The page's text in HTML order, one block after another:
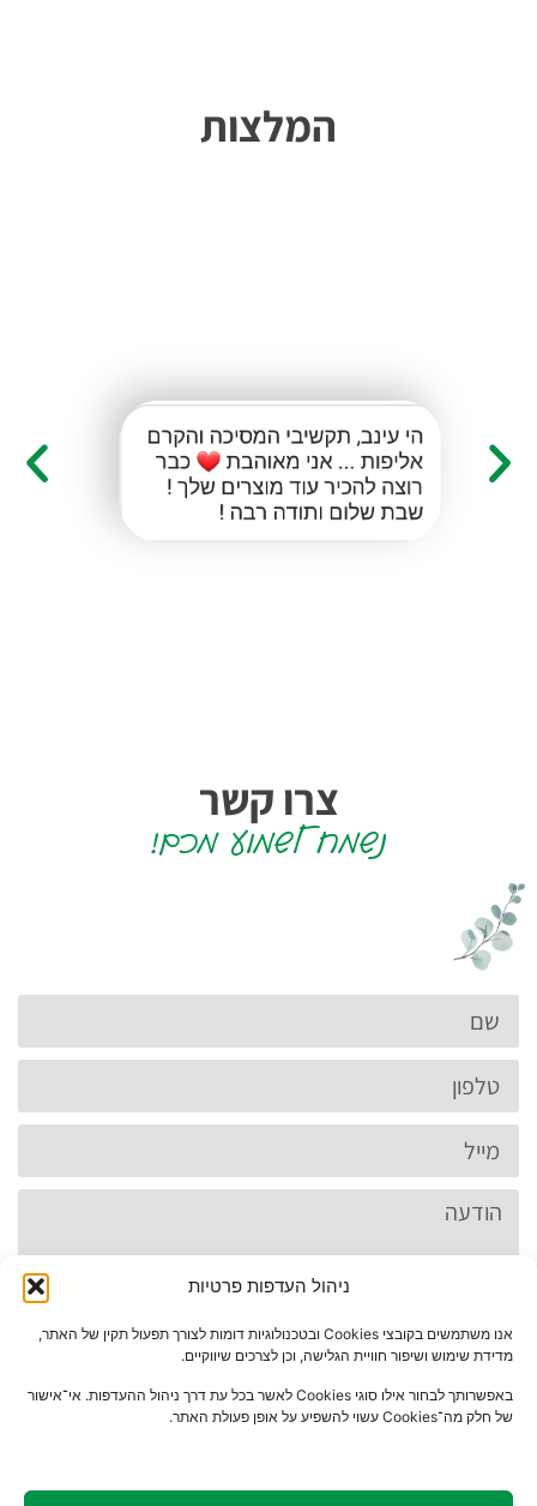
ניהול העדפות פרטיות
אנו משתמשים בקובצי Cookies ובטכנולוגיות דומות לצורך תפעול תקין של האתר,
מדידת שימוש ושיפור חוויית הגלישה, וכן לצרכים שיווקיים.
באפשרותך לבחור אילו סוגי Cookies לאשר בכל עת דרך ניהול ההעדפות. אי־אישור
של חלק מה־Cookies עשוי להשפיע על אופן פעולת האתר.
המלצות
צרו קשר
נשמח לשמוע מכם!